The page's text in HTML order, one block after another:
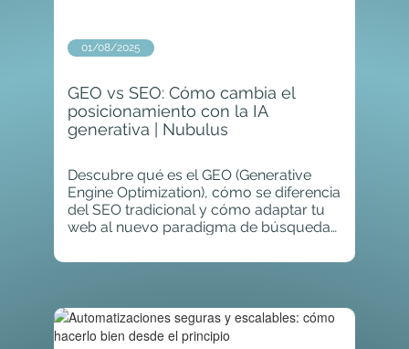
GEO vs SEO: Cómo cambia el
posicionamiento con la IA
generativa | Nubulus
01/08/2025
Descubre qué es el GEO (Generative
Engine Optimization), cómo se diferencia
del SEO tradicional y cómo adaptar tu
web al nuevo paradigma de búsquedas